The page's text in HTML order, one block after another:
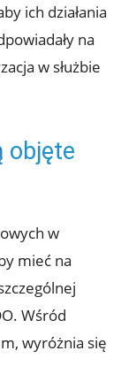
ich działania
na
w służbie
objęte
w
mieć na
Wśród
wyróżnia się